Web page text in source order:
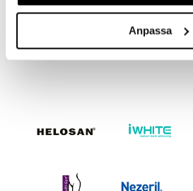
Anpassa
Otrivin Nässpray (Läkemedel)
OTRIVIN
59 kr 79 kr